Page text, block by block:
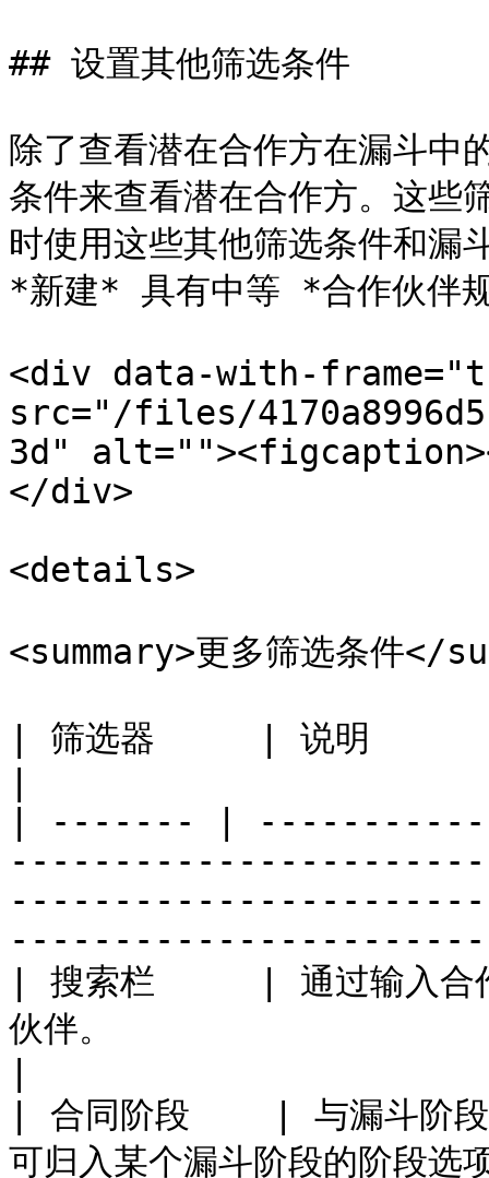
## 设置其他筛选条件
除了查看潜在合作方在漏斗中
条件来查看潜在合作方。这些
时使用这些其他筛选条件和漏
*新建* 具有中等 *合作伙
<div data-with-
src="/files/
3d"
</div>
<details>
<summary>更多筛选条件</
| 筛选器     | 说明
| ------- |
| 搜索栏     | 通过输入合
伙伴。
| 合同阶段    | 与漏斗阶段
可归入某个漏斗阶段的阶段